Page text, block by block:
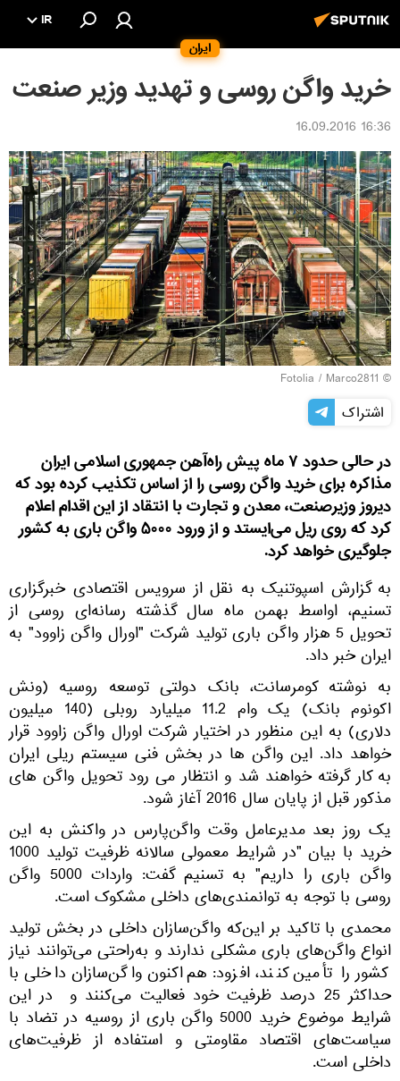
ایران
IR
خرید واگن روسی و تهدید وزیر صنعت
16:36 16.09.2016
©
Fotolia / Marco2811
اشتراک
در حالی حدود ۷ ماه پیش راه‌آهن جمهوری اسلامی ایران
مذاکره برای خرید واگن روسی را از اساس تکذیب کرده بود که
دیروز وزیرصنعت، معدن و تجارت با انتقاد از این اقدام اعلام
کرد که روی ریل می‌ایستد و از ورود ۵۰۰۰ واگن باری به کشور
جلوگیری خواهد کرد.
به گزارش اسپوتنیک به نقل از سرویس اقتصادی خبرگزاری
تسنیم، اواسط بهمن ماه سال گذشته رسانه‌ای روسی از
تحویل 5 هزار واگن باری تولید شرکت "اورال واگن زاوود" به
ایران خبر داد.
به نوشته کومرسانت، بانک دولتی توسعه روسیه (ونش
اکونوم بانک) یک وام 11.2 میلیارد روبلی (140 میلیون
دلاری) به این منظور در اختیار شرکت اورال واگن زاوود قرار
خواهد داد. این واگن ها در بخش فنی سیستم ریلی ایران
به کار گرفته خواهند شد و انتظار می رود تحویل واگن های
مذکور قبل از پایان سال 2016 آغاز شود.
یک روز بعد مدیرعامل وقت واگن‌پارس در واکنش به این
خرید با بیان "در شرایط معمولی سالانه ظرفیت تولید 1000
واگن باری را داریم" به تسنیم گفت: واردات 5000 واگن
روسی با توجه به توانمندی‌های داخلی مشکوک است.
محمدی با تاکید بر این‌که واگن‌سازان داخلی در بخش تولید
انواع واگن‌های باری مشکلی ندارند و به‌راحتی می‌توانند نیاز
کشور را تأمین کنند، افزود: هم‌اکنون واگن‌سازان داخلی با
حداکثر 25 درصد ظرفیت خود فعالیت می‌کنند و در این
شرایط موضوع خرید 5000 واگن باری از روسیه در تضاد با
سیاست‌های اقتصاد مقاومتی و استفاده از ظرفیت‌های
داخلی است.